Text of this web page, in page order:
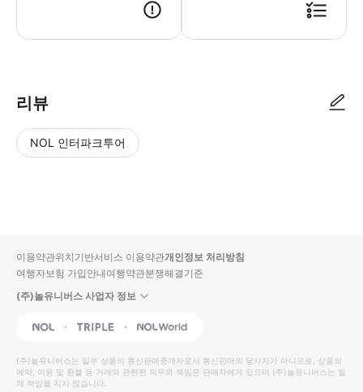
리뷰
NOL 인터파크투어
입니
다.
높
은
동
영
순
상
이용약관위치기반서비스 이용약관개인정보 처리방침
여행자보험 가입안내여행약관분쟁해결기준
(주)놀유니버스 사업자 정보
NOL Triple Interpark Global
(주)놀유니버스는 일부 상품의 통신판매중개자로서 통신판매의 당사자가 아니므로, 상품의
예약, 이용 및 환불 등 거래와 관련된 의무와 책임은 판매자에게 있으며 (주)놀유니버스는 일
체 책임을 지지 않습니다.